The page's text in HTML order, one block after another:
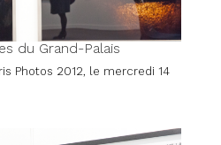
du Grand-Palais
Photos 2012, le mercredi 14